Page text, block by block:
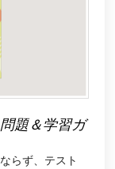
題＆学習ガ
らず、テスト